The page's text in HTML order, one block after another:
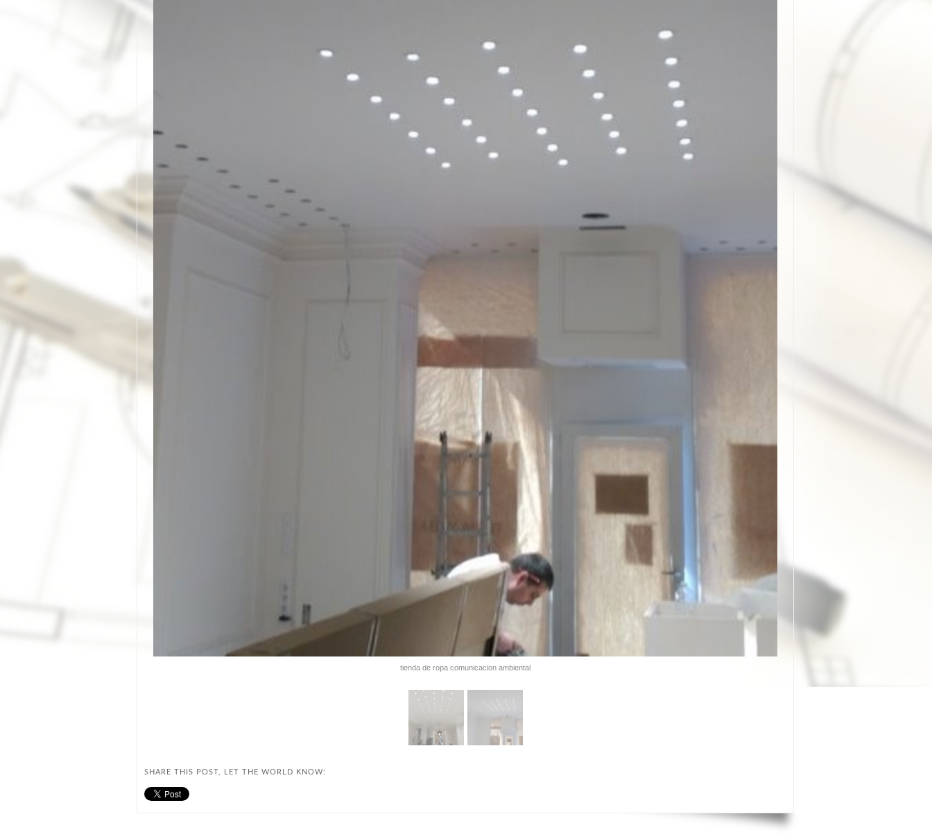
tienda de ropa comunicacion ambiental
SHARE THIS POST, LET THE WORLD KNOW: